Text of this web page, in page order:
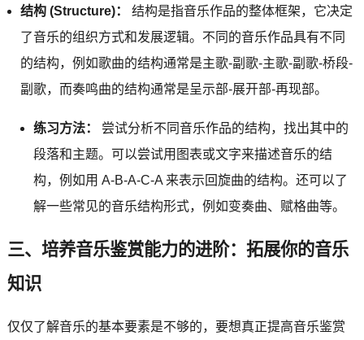
结构 (Structure)：
结构是指音乐作品的整体框架，它决定
了音乐的组织方式和发展逻辑。不同的音乐作品具有不同
的结构，例如歌曲的结构通常是主歌-副歌-主歌-副歌-桥段-
副歌，而奏鸣曲的结构通常是呈示部-展开部-再现部。
练习方法：
尝试分析不同音乐作品的结构，找出其中的
段落和主题。可以尝试用图表或文字来描述音乐的结
构，例如用 A-B-A-C-A 来表示回旋曲的结构。还可以了
解一些常见的音乐结构形式，例如变奏曲、赋格曲等。
三、培养音乐鉴赏能力的进阶：拓展你的音乐
知识
仅仅了解音乐的基本要素是不够的，要想真正提高音乐鉴赏